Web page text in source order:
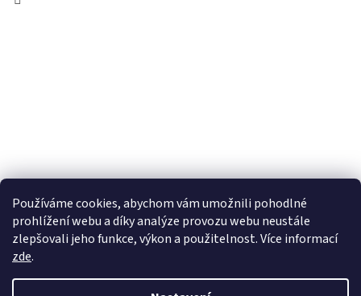
Používáme cookies, abychom vám umožnili pohodlné
prohlížení webu a díky analýze provozu webu neustále
zlepšovali jeho funkce, výkon a použitelnost. Více informací
zde.